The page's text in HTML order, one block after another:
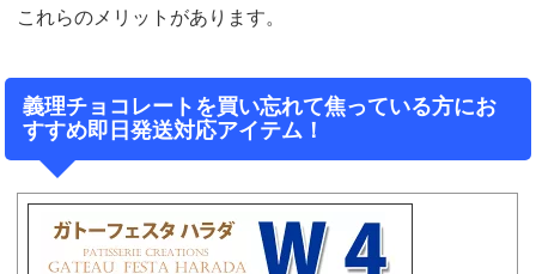
これらのメリットがあります。
義理チョコレートを買い忘れて焦っている方にお
すすめ即日発送対応アイテム！